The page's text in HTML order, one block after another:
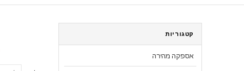
קטגוריות
אספקה מהירה